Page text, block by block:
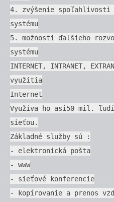
4. zvýšenie spoľahlivosti
systému
5. možnosti ďalšieho
systému
INTERNET, INTRANET,
využitia
Internet
Využíva ho asi50 mil.
sieťou.
Základné služby sú :
- elektronická pošta
- www
- sieťové konferencie
- kopírovanie a prenos